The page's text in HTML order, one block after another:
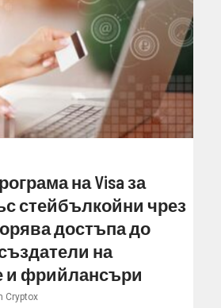
на Visa за
стейбълкойни чрез
достъпа до
на
и фрийлансъри
Cryptox